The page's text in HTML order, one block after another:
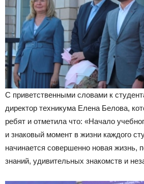
С приветственными словами к
директор техникума Елена Белова,
ребят и отметила что: «Начало
и знаковый момент в жизни каждого
начинается совершенно новая жизнь,
знаний, удивительных знакомств и